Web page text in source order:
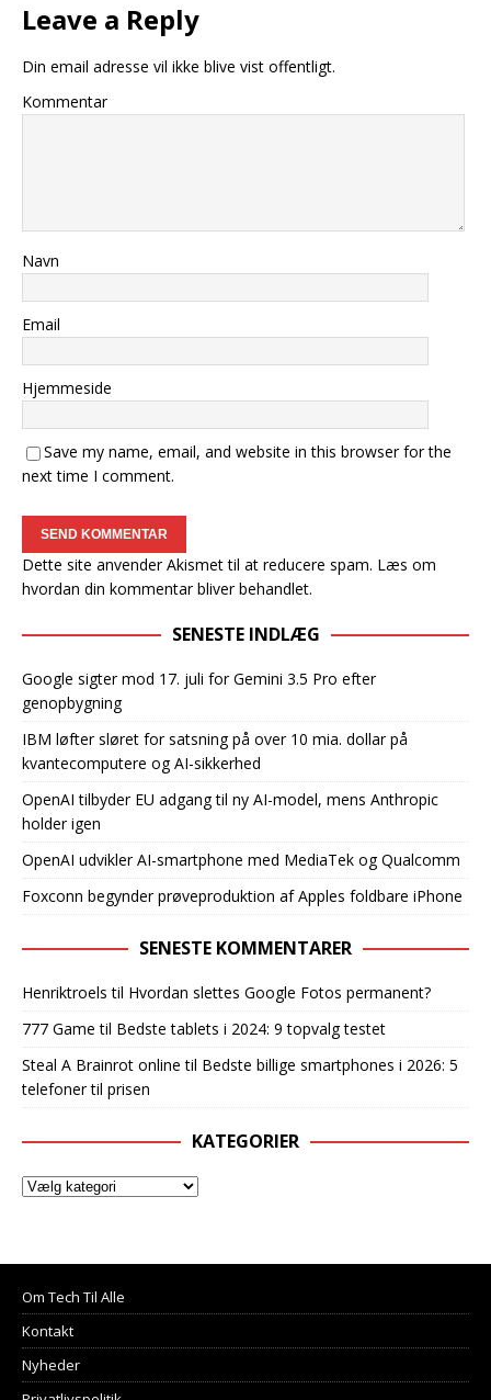
Leave a Reply
Din email adresse vil ikke blive vist offentligt.
Kommentar
Navn
Email
Hjemmeside
Save my name, email, and website in this browser for the
next time I comment.
Dette site anvender Akismet til at reducere spam. Læs om
hvordan din kommentar bliver behandlet.
SENESTE INDLÆG
Google sigter mod 17. juli for Gemini 3.5 Pro efter
genopbygning
IBM løfter sløret for satsning på over 10 mia. dollar på
kvantecomputere og AI-sikkerhed
OpenAI tilbyder EU adgang til ny AI-model, mens Anthropic
holder igen
OpenAI udvikler AI-smartphone med MediaTek og Qualcomm
Foxconn begynder prøveproduktion af Apples foldbare iPhone
SENESTE KOMMENTARER
Henriktroels til Hvordan slettes Google Fotos permanent?
777 Game til Bedste tablets i 2024: 9 topvalg testet
Steal A Brainrot online til Bedste billige smartphones i 2026: 5
telefoner til prisen
KATEGORIER
Om Tech Til Alle
Kontakt
Nyheder